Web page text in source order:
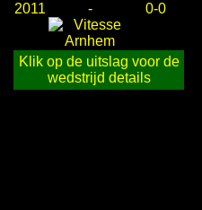
2011 - 0-0
Klik op de uitslag voor de
wedstrijd details